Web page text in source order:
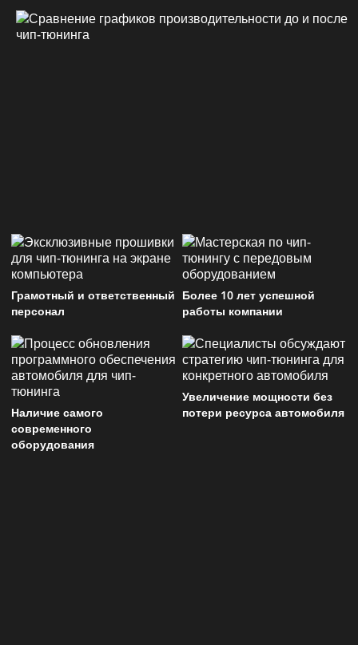
Грамотный и ответственный
персонал
Более 10 лет успешной
работы компании
Наличие самого
современного
оборудования
Увеличение мощности без
потери ресурса автомобиля